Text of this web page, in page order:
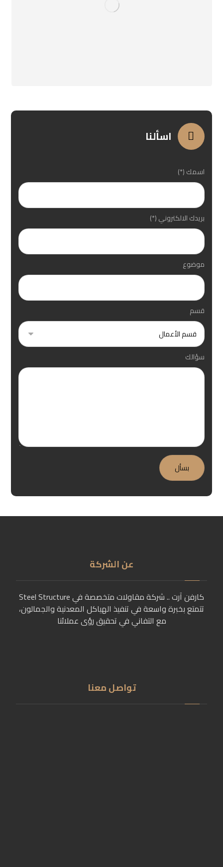
اسألنا
اسمك (*)
بريدك الالكتروني (*)
موضوع
قسم
سؤالك
عن الشركة
كارفن آرت .. شركة مقاولات متخصصة في Steel Structure
تتمتع بخبرة واسعة في تنفيذ الهياكل المعدنية والجمالون،
مع التفاني في تحقيق رؤى عملائنا
تواصل معنا